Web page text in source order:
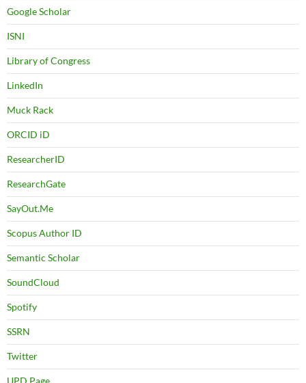
Google Scholar
ISNI
Library of Congress
LinkedIn
Muck Rack
ORCID iD
ResearcherID
ResearchGate
SayOut.Me
Scopus Author ID
Semantic Scholar
SoundCloud
Spotify
SSRN
Twitter